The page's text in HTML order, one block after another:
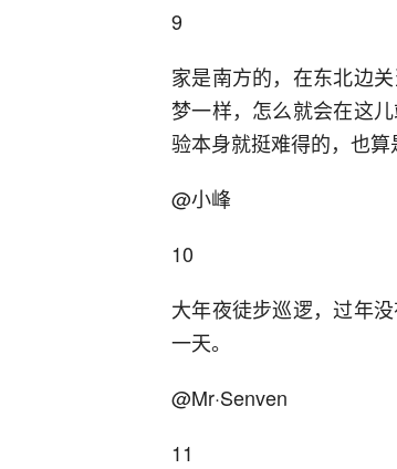
9
家是南方的，在东北边
梦一样，怎么就会在这
验本身就挺难得的，也算
@小峰
10
大年夜徒步巡逻，过年
一天。
@Mr·Senven
11